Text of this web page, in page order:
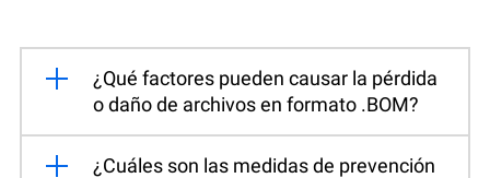
¿Qué factores pueden causar la pérdida
o daño de archivos en formato .BOM?
¿Cuáles son las medidas de prevención